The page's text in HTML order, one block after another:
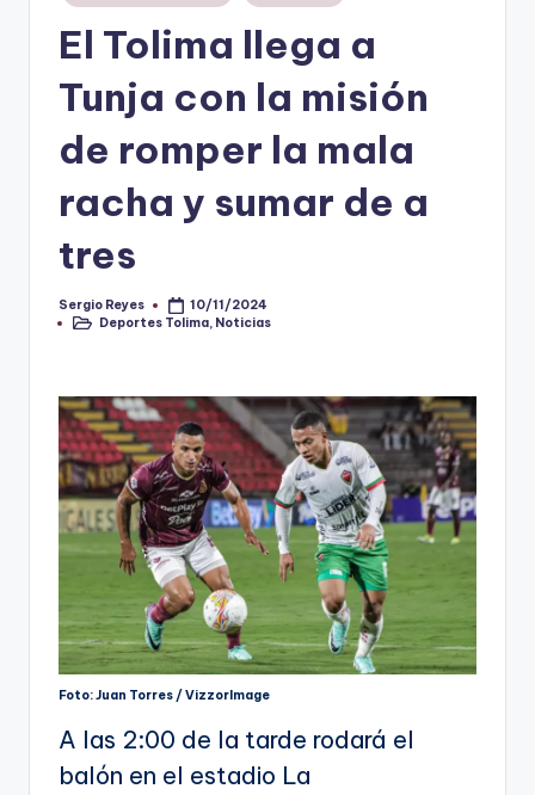
V
o
en
El Tolima llega a
Tunja con la misión
de romper la mala
racha y sumar de a
tres
Publicado
por
Sergio Reyes
10/11/2024
Publicado
Deportes Tolima Noticias
Foto: Juan Torres / VizzorImage
A las 2:00 de la tarde rodará el
balón en el estadio La